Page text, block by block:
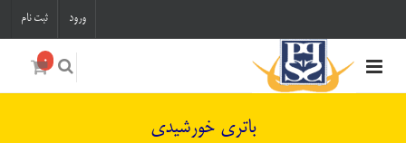
ورود ثبت نام
0
باتری خورشیدی